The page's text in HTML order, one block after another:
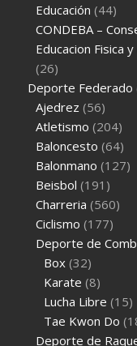
Educación (44)
CONDEBA –
Educacion Fisica
(26)
Deporte Federado
Ajedrez (56)
Atletismo (204)
Baloncesto (64)
Balonmano (127)
Beisbol (191)
Charreria (560)
Ciclismo (177)
Deporte de
Box (32)
Karate (8)
Lucha Libre (15)
Tae Kwon Do
Deporte de